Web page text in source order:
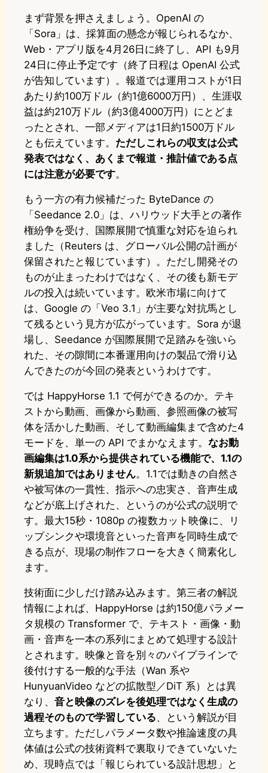
まず背景を押さえましょう。OpenAI の
「Sora」は、採算面の懸念が報じられるなか、
Web・アプリ版を4月26日に終了し、API も9月
24日に停止予定です（終了日程は OpenAI 公式
が告知しています）。報道では運用コストが1日
あたり約100万ドル（約1億6000万円）、生涯収
益は約210万ドル（約3億4000万円）にとどま
ったとされ、一部メディアは1日約1500万ドル
とも伝えています。 ただしこれらの収支は公式
発表ではなく、あくまで報道・推計値である点
には注意が必要です。
もう一方の有力候補だった ByteDance の
「Seedance 2.0」は、ハリウッド大手との著作
権紛争を受け、国際展開で慎重な対応を迫られ
ました（Reuters は、グローバル公開の計画が
保留されたと報じています）。ただし開発その
ものが止まったわけではなく、その後も新モデ
ルの投入は続いています。欧米市場に向けて
は、Google の「Veo 3.1」が主要な対抗馬とし
て残るという見方が広がっています。Sora が退
場し、Seedance が国際展開で足踏みを強いら
れた、その隙間に本番運用向けの製品で滑り込
んできたのが今回の発表というわけです。
では HappyHorse 1.1 で何ができるのか。テキ
ストから動画、画像から動画、参照画像の被写
体を活かした動画、そして動画編集まで含めた4
モードを、単一の API でまかなえます。 なお動
画編集は1.0系から提供されている機能で、1.1の
新規追加ではありません。1.1では動きの自然さ
や被写体の一貫性、指示への忠実さ、音声生成
などが底上げされた、というのが公式の説明で
す。最大15秒・1080p の複数カット映像に、リ
ップシンクや環境音といった音声を同時生成で
きる点が、現場の制作フローを大きく簡素化し
ます。
技術面に少しだけ踏み込みます。第三者の解説
情報によれば、HappyHorse は約150億パラメー
タ規模の Transformer で、テキスト・画像・動
画・音声を一本の系列にまとめて処理する設計
とされます。映像と音を別々のパイプラインで
後付けする一般的な手法（Wan 系や
HunyuanVideo などの拡散型／DiT 系）とは異
なり、 音と映像のズレを後処理ではなく生成の
過程そのもので学習している、という解説が目
立ちます。ただしパラメータ数や推論速度の具
体値は公式の技術資料で裏取りできていないた
め、現時点では「報じられている設計思想」と